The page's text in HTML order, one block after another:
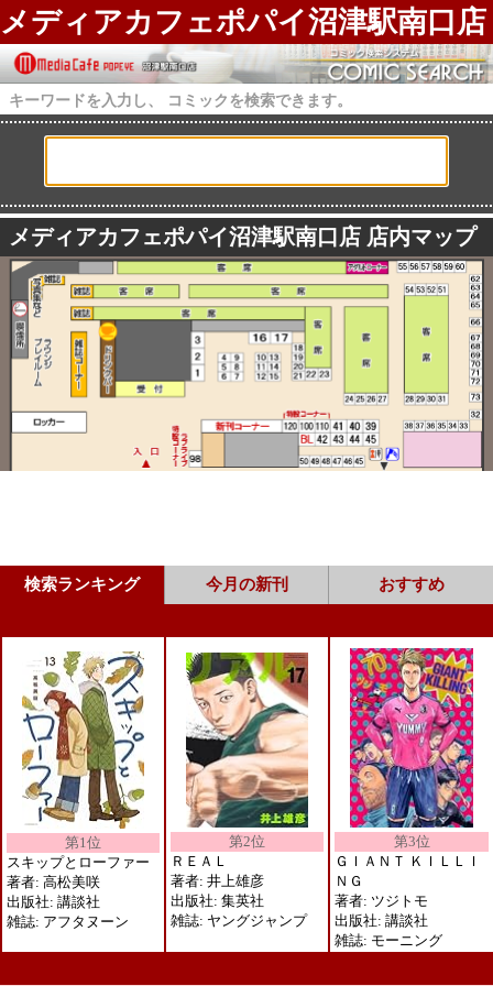
メディアカフェポパイ沼津駅南口店
キーワードを入力し、 コミックを検索できます。
メディアカフェポパイ沼津駅南口店 店内マップ
検索ランキング 今月の新刊 おすすめ
第1位
スキップとローファー
著者: 高松美咲
出版社: 講談社
雑誌: アフタヌーン
第2位
ＲＥＡＬ
著者: 井上雄彦
出版社: 集英社
雑誌: ヤングジャンプ
第3位
ＧＩＡＮＴ ＫＩＬＬＩ
ＮＧ
著者: ツジトモ
出版社: 講談社
雑誌: モーニング